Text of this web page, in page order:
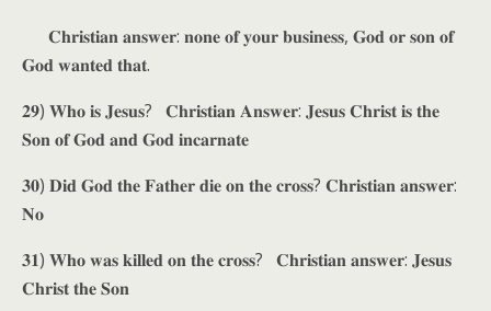
𝐂𝐡𝐫𝐢𝐬𝐭𝐢𝐚𝐧 𝐚𝐧𝐬𝐰𝐞𝐫: 𝐧𝐨𝐧𝐞 𝐨𝐟 𝐲𝐨𝐮𝐫 𝐛𝐮𝐬𝐢𝐧𝐞𝐬𝐬, 𝐆𝐨𝐝 𝐨𝐫 𝐬𝐨𝐧 𝐨𝐟
𝐆𝐨𝐝 𝐰𝐚𝐧𝐭𝐞𝐝 𝐭𝐡𝐚𝐭.
𝟐𝟗) 𝐖𝐡𝐨 𝐢𝐬 𝐉𝐞𝐬𝐮𝐬? 𝐂𝐡𝐫𝐢𝐬𝐭𝐢𝐚𝐧 𝐀𝐧𝐬𝐰𝐞𝐫: 𝐉𝐞𝐬𝐮𝐬 𝐂𝐡𝐫𝐢𝐬𝐭 𝐢𝐬 𝐭𝐡𝐞
𝐒𝐨𝐧 𝐨𝐟 𝐆𝐨𝐝 𝐚𝐧𝐝 𝐆𝐨𝐝 𝐢𝐧𝐜𝐚𝐫𝐧𝐚𝐭𝐞
𝟑𝟎) 𝐃𝐢𝐝 𝐆𝐨𝐝 𝐭𝐡𝐞 𝐅𝐚𝐭𝐡𝐞𝐫 𝐝𝐢𝐞 𝐨𝐧 𝐭𝐡𝐞 𝐜𝐫𝐨𝐬𝐬? 𝐂𝐡𝐫𝐢𝐬𝐭𝐢𝐚𝐧 𝐚𝐧𝐬𝐰𝐞𝐫:
𝐍𝐨
𝟑𝟏) 𝐖𝐡𝐨 𝐰𝐚𝐬 𝐤𝐢𝐥𝐥𝐞𝐝 𝐨𝐧 𝐭𝐡𝐞 𝐜𝐫𝐨𝐬𝐬? 𝐂𝐡𝐫𝐢𝐬𝐭𝐢𝐚𝐧 𝐚𝐧𝐬𝐰𝐞𝐫: 𝐉𝐞𝐬𝐮𝐬
𝐂𝐡𝐫𝐢𝐬𝐭 𝐭𝐡𝐞 𝐒𝐨𝐧